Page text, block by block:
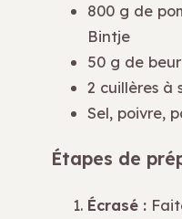
800 g de
Bintje
50 g de
2 cuillères à
Sel, poivre,
Étapes de
Écrasé :